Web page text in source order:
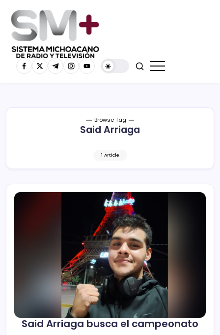
Browse Tag
Said Arriaga
1 Article
Said Arriaga busca el campeonato